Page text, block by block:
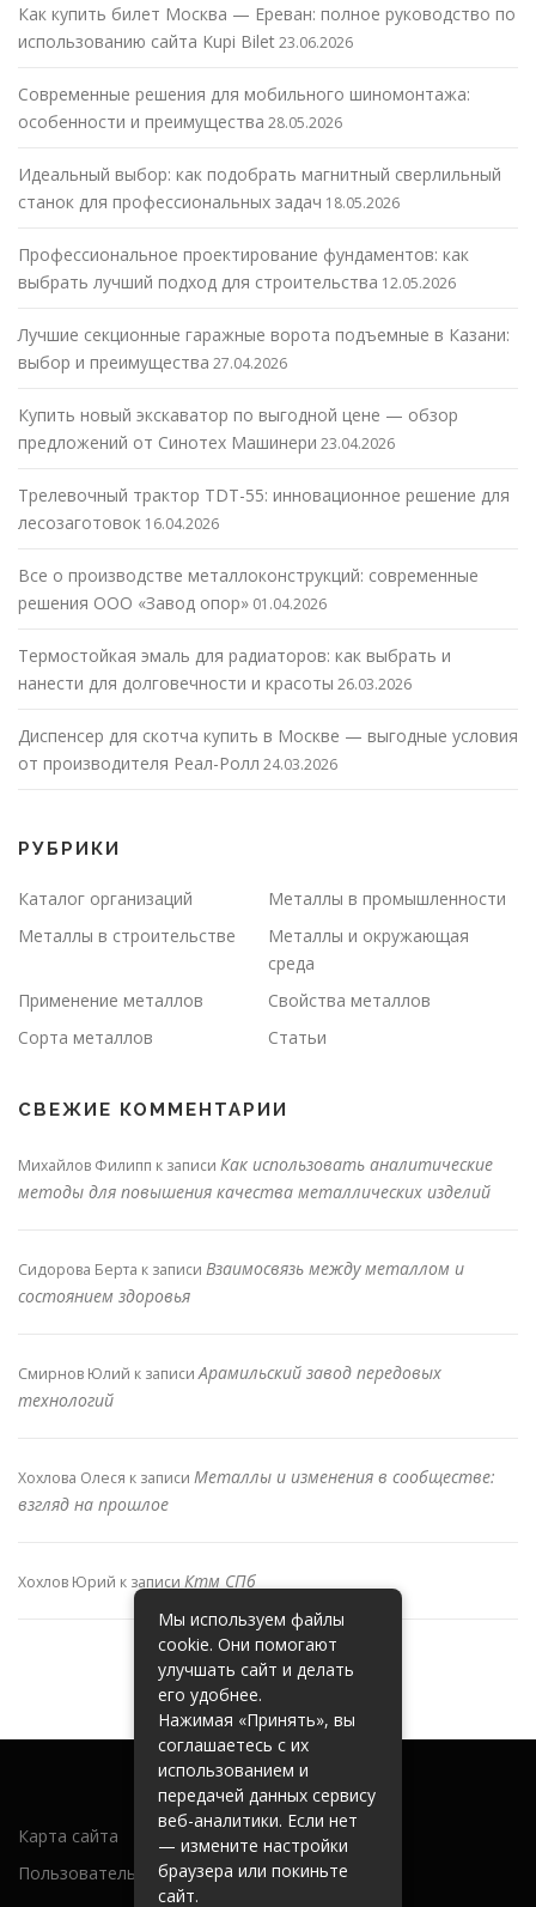
Как купить билет Москва — Ереван: полное руководство по
использованию сайта Kupi Bilet23.06.2026
Современные решения для мобильного шиномонтажа:
особенности и преимущества 28.05.2026
Идеальный выбор: как подобрать магнитный сверлильный
станок для профессиональных задач 18.05.2026
Профессиональное проектирование фундаментов: как
выбрать лучший подход для строительства 12.05.2026
Лучшие секционные гаражные ворота подъемные в Казани:
выбор и преимущества 27.04.2026
Купить новый экскаватор по выгодной цене — обзор
предложений от Синотех Машинери 23.04.2026
Трелевочный трактор TDT-55: инновационное решение для
лесозаготовок 16.04.2026
Все о производстве металлоконструкций: современные
решения ООО «Завод опор» 01.04.2026
Термостойкая эмаль для радиаторов: как выбрать и
нанести для долговечности и красоты 26.03.2026
Диспенсер для скотча купить в Москве — выгодные условия
от производителя Реал-Ролл 24.03.2026
РУБРИКИ
Каталог организаций
Металлы в промышленности
Металлы в строительстве
Металлы и окружающая
среда
Применение металлов
Свойства металлов
Сорта металлов
Статьи
СВЕЖИЕ КОММЕНТАРИИ
Михайлов Филипп к записи Как использовать аналитические
методы для повышения качества металлических изделий
Сидорова Берта к записи Взаимосвязь между металлом и
состоянием здоровья
Смирнов Юлий к записиАрамильский завод передовых
технологий
Хохлова Олеся к записи Металлы и изменения в сообществе:
взгляд на прошлое
Хохлов Юрий к записи Ктм СПб
Карта сайта
Пользовательское соглашение
Мы используем файлы
cookie. Они помогают
улучшать сайт и делать
его удобнее.
Нажимая «Принять», вы
соглашаетесь с их
использованием и
передачей данных сервису
веб-аналитики. Если нет
— измените настройки
браузера или покиньте
сайт.